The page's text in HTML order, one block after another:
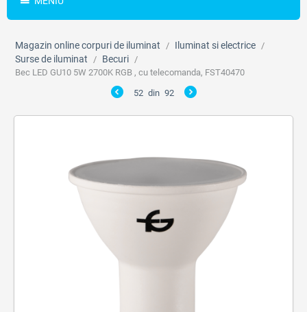
Magazin online corpuri de iluminat / Iluminat si electrice /
Surse de iluminat / Becuri /
Bec LED GU10 5W 2700K RGB , cu telecomanda, FST40470
52 din 92